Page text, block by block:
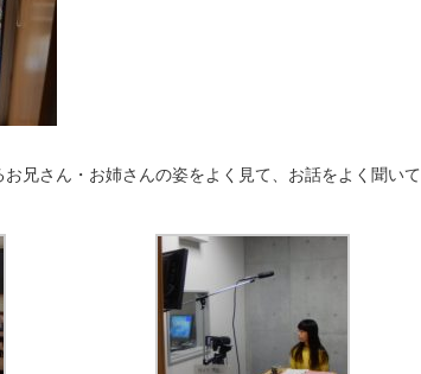
兄さん・お姉さんの姿をよく見て、お話をよく聞いて